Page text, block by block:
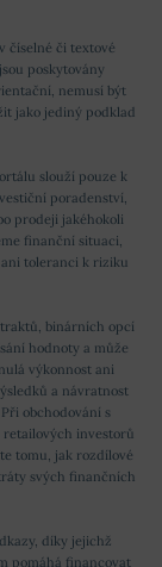
číselné či textové
poskytovány
nemusí být
jako jediný podklad
slouží pouze k
poradenství,
prodeji jakéhokoli
finanční situaci,
toleranci k riziku
binárních opcí
hodnoty a může
výkonnost ani
a návratnost
obchodování s
investorů
tomu, jak rozdílové
svých finančních
díky jejichž
pomáhá financovat